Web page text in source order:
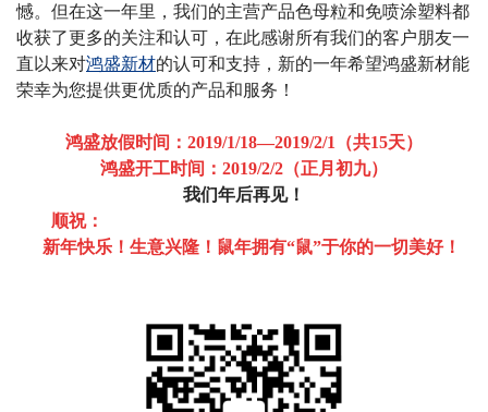
憾。但在这一年里，我们的主营产品色母粒和免喷涂塑料都
收获了更多的关注和认可，在此感谢所有我们的客户朋友一
直以来对鸿盛新材的认可和支持，新的一年希望鸿盛新材能
荣幸为您提供更优质的产品和服务！
鸿盛放假时间： 2019/1/18—2019/2/1（共15天）
鸿盛开工时间： 2019/2/2（正月初九）
我们年后再见！
顺祝：
新年快乐！生意兴隆！ 鼠年拥有“鼠”于你的一切美好！